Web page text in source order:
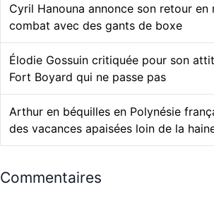
Cyril Hanouna annonce son retour en
combat avec des gants de boxe
Élodie Gossuin critiquée pour son
Fort Boyard qui ne passe pas
Arthur en béquilles en Polynésie
des vacances apaisées loin de la
Commentaires